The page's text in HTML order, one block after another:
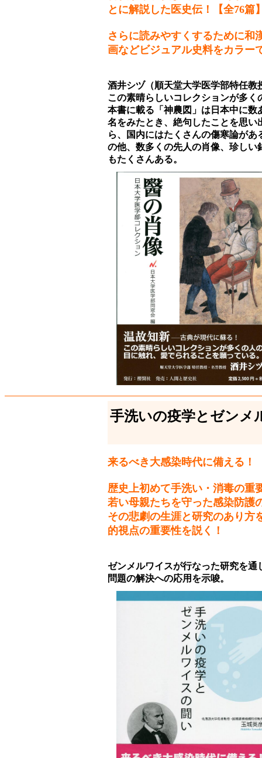
とに解説した医史伝！【全76篇
さらに読みやすくするために和
画などビジュアル史料をカラー
酒井シヅ（順天堂大学医学部特任教
この素晴らしいコレクションが多
本書に載る「神農図」は日本中に
名をみたとき、絶句したことを思
ら、国内にはたくさんの傷寒論が
の他、数多くの先人の肖像、珍し
もたくさんある。
手洗いの疫学とゼンメ
来るべき大感染時代に備える！
歴史上初めて手洗い・消毒の重
若い母親たちを守った感染防
その悲劇の生涯と研究のあり方
的視点の重要性を説く！
ゼンメルワイスが行なった研究を
問題の解決への応用を示唆。